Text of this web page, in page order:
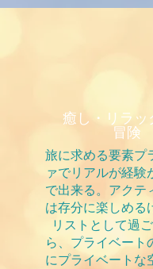
癒し・リラッ
冒険
旅に求める要素プ
ァでリアルが経験
で出来る。アクテ
は存分に楽しめる
リストとして過
ら、プライベート
にプライベートな